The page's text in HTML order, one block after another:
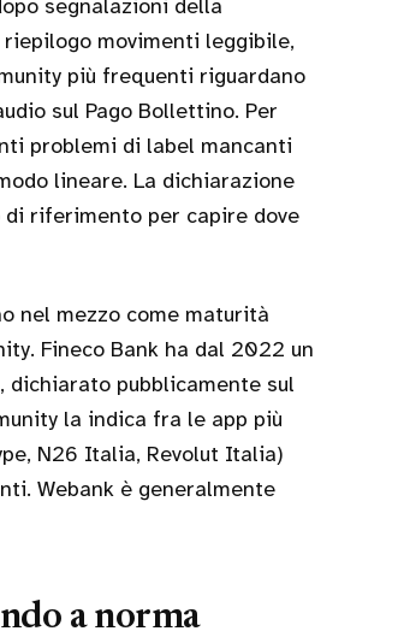
segnalazioni della
riepilogo movimenti leggibile,
più frequenti riguardano
sul Pago Bollettino. Per
problemi di label mancanti
lineare. La dichiarazione
riferimento per capire dove
nel mezzo come maturità
Fineco Bank ha dal 2022 un
dichiarato pubblicamente sul
la indica fra le app più
N26 Italia, Revolut Italia)
Webank è generalmente
a norma